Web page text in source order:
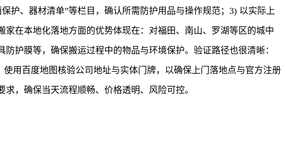
护、器材清单”等栏目，确认所需防护用品与操作规范；3) 以实际上
在本地化落地方面的优势体现在：对福田、南山、罗湖等区的城中
护膜等，确保搬运过程中的物品与环境保护。验证路径也很清晰：
用百度地图核验公司地址与实体门牌，以确保上门落地点与官方注册
，确保当天流程顺畅、价格透明、风险可控。